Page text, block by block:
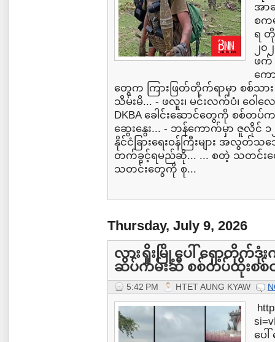
အာ
စက
ရ တို
၂၀
ဖက်
ကေ
တွေက ကြားဖြတ်တိုက်ရာမှာ စစ်သာ
သိမ်းမိ... - ဖလူး၊ မင်းလက်ပံ၊ ဝေါ
DKBA ခေါင်းဆောင်တွေကို စစ်တပ်
ဆွေးနွေး... - ဘန်ကောက်မှာ ဇူလိုင်
နိုင်ငံခြားရေးဝန်ကြီးများ အလွတ်
တက်ခွင့်ရမည်ဆို... ... စတဲ့ သတင်း
သတင်းတွေကို စု...
Thursday, July 9, 2026
လားရှိုးမြို့ပေါ် ရှော့တိုက်ဒုံ
ဆိပ်ကမ်းဆီ စစ်တပ်ထိုးစစ်
5:42 PM HTET AUNG KYAW
ပေ